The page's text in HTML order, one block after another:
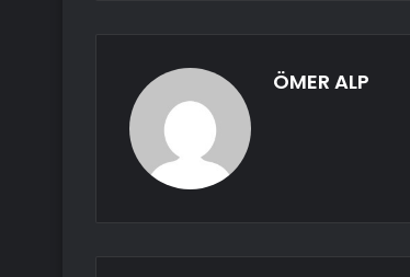
ÖMER ALP